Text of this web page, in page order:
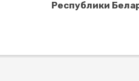
Республики